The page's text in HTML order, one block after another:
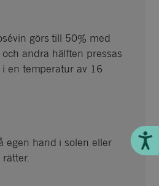
görs till 50% med
andra hälften pressas
en temperatur av 16
egen hand i solen eller